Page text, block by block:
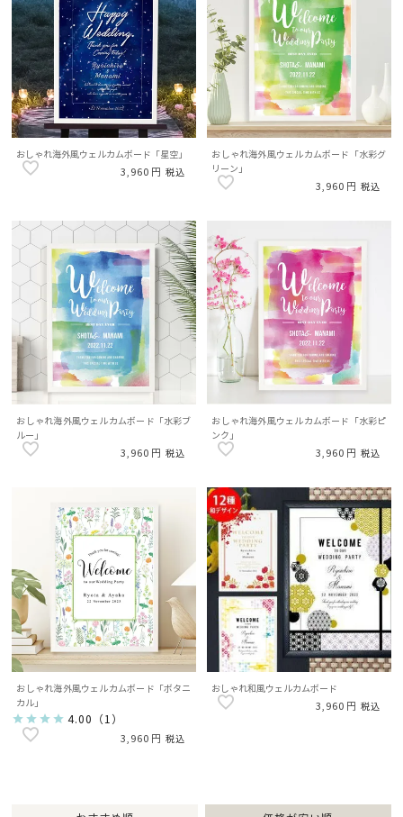
おしゃれ海外風ウェルカムボード「星空」
3,960 税込
おしゃれ海外風ウェルカムボード「水彩グ
リーン」
3,960 税込
おしゃれ海外風ウェルカムボード「水彩ブ
ルー」
3,960 税込
おしゃれ海外風ウェルカムボード「水彩ピ
ンク」
3,960 税込
おしゃれ海外風ウェルカムボード「ボタニ
カル」
4.00 （ 1 ）
3,960 税込
おしゃれ和風ウェルカムボード
3,960 税込